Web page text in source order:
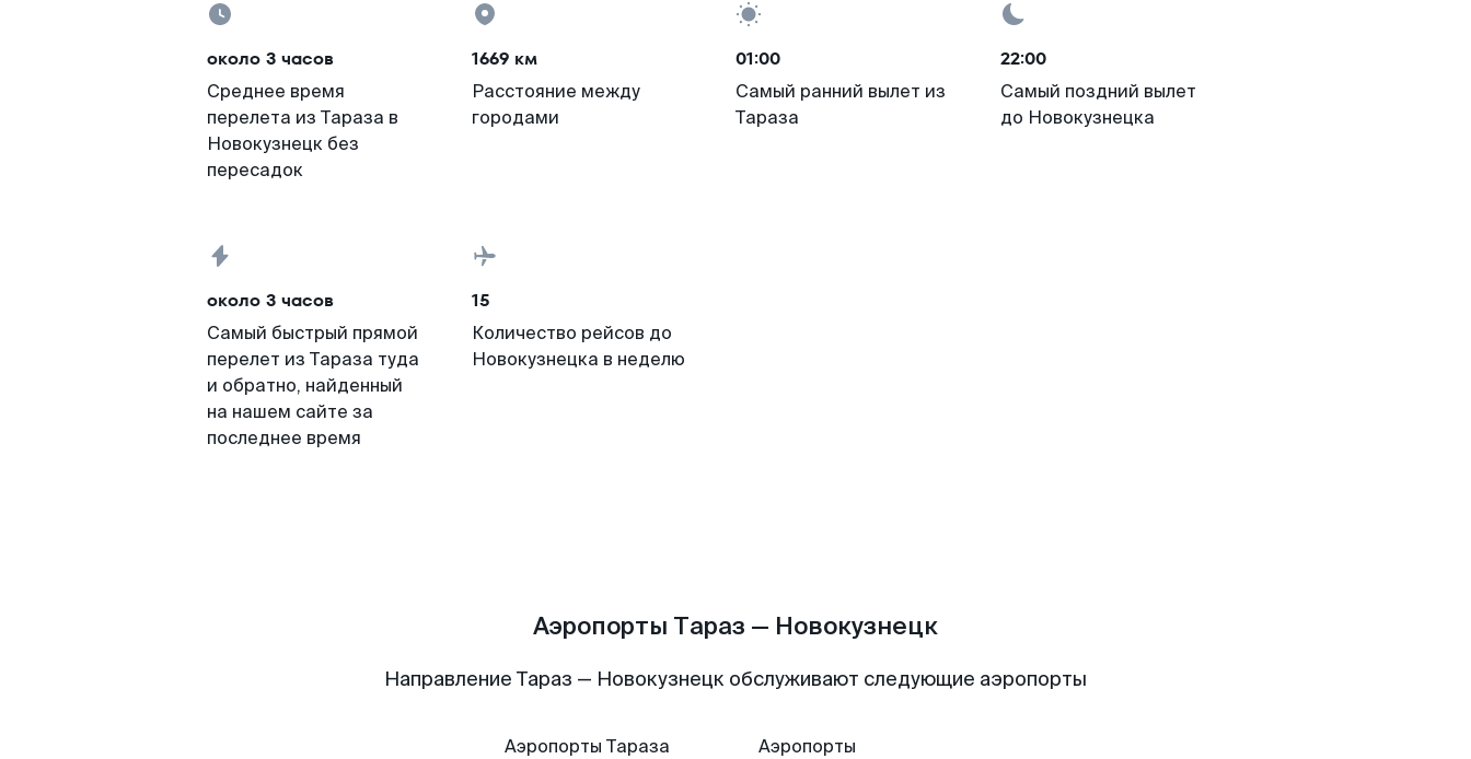
около 3 часов
Среднее время
перелета из Тараза в
Новокузнецк без
пересадок
1669 км
Расстояние между
городами
01:00
Самый ранний вылет из
Тараза
22:00
Самый поздний вылет
до Новокузнецка
около 3 часов
Самый быстрый прямой
перелет из Тараза туда
и обратно, найденный
на нашем сайте за
последнее время
15
Количество рейсов до
Новокузнецка в неделю
Аэропорты Тараз — Новокузнецк
Направление Тараз — Новокузнецк обслуживают следующие аэропорты
Аэропорты Тараза
Аэропорты